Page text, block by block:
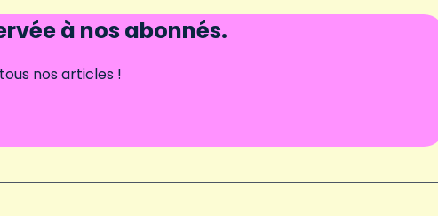
à nos abonnés.
nos articles !